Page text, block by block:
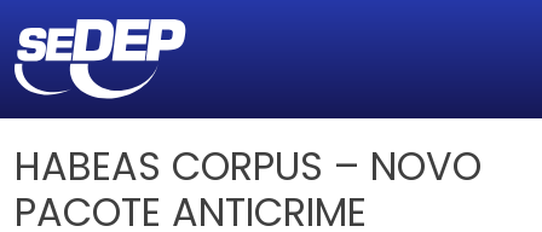
HABEAS CORPUS – NOVO
PACOTE ANTICRIME